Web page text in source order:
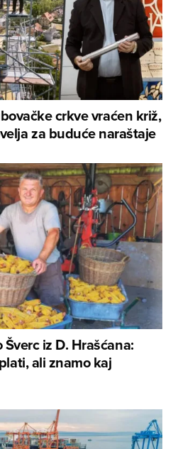
crkve vraćen križ,
za buduće naraštaje
iz D. Hrašćana:
ali znamo kaj